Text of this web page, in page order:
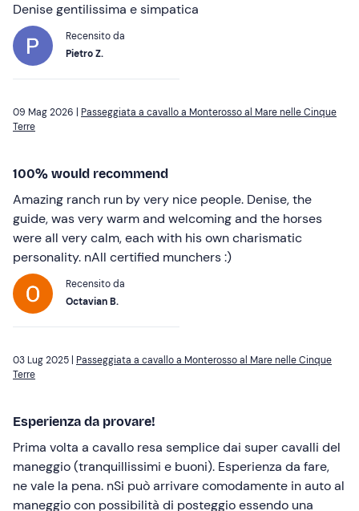
Denise gentilissima e simpatica
Recensito da
Pietro Z.
09 Mag 2026 | Passeggiata a cavallo a Monterosso al Mare nelle Cinque
Terre
100% would recommend
Amazing ranch run by very nice people. Denise, the
guide, was very warm and welcoming and the horses
were all very calm, each with his own charismatic
personality. nAll certified munchers :)
Recensito da
Octavian B.
03 Lug 2025 | Passeggiata a cavallo a Monterosso al Mare nelle Cinque
Terre
Esperienza da provare!
Prima volta a cavallo resa semplice dai super cavalli del
maneggio (tranquillissimi e buoni). Esperienza da fare,
ne vale la pena. nSi può arrivare comodamente in auto al
maneggio con possibilità di posteggio essendo una